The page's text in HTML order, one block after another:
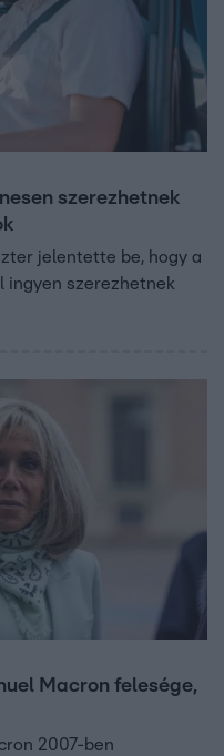
szerezhetnek
jelentette be, hogy a
ingyen szerezhetnek
Macron felesége,
2007-ben